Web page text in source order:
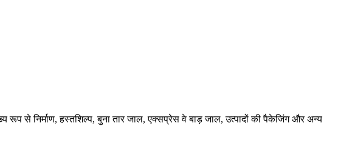
से निर्माण, हस्तशिल्प, बुना तार जाल, एक्सप्रेस वे बाड़ जाल, उत्पादों की पैकेजिंग और अन्य